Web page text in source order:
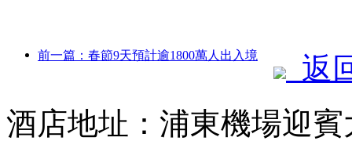
前一篇：春節9天預計逾1800萬人出入境
返
酒店地址：浦東機場迎